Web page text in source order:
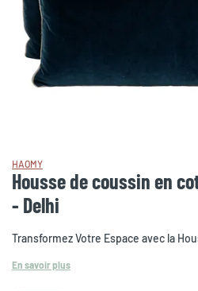
HAOMY
Housse de coussin en
- Delhi
Transformez Votre Espace avec la
En savoir plus